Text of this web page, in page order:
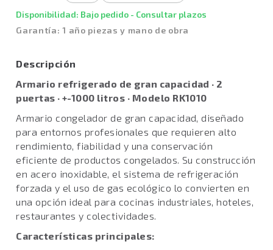
Disponibilidad: Bajo pedido - Consultar plazos
Garantía: 1 año piezas y mano de obra
Descripción
Armario refrigerado de gran capacidad · 2
puertas · +-1000 litros · Modelo RK1010
Armario congelador de gran capacidad, diseñado
para entornos profesionales que requieren alto
rendimiento, fiabilidad y una conservación
eficiente de productos congelados. Su construcción
en acero inoxidable, el sistema de refrigeración
forzada y el uso de gas ecológico lo convierten en
una opción ideal para cocinas industriales, hoteles,
restaurantes y colectividades.
Características principales: